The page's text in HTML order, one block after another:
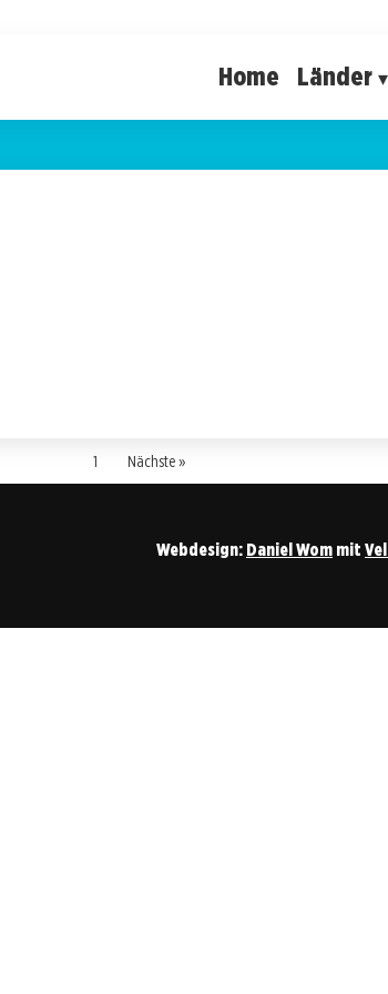
Home Länder
1 Nächste »
Webdesign: Daniel Wom mit